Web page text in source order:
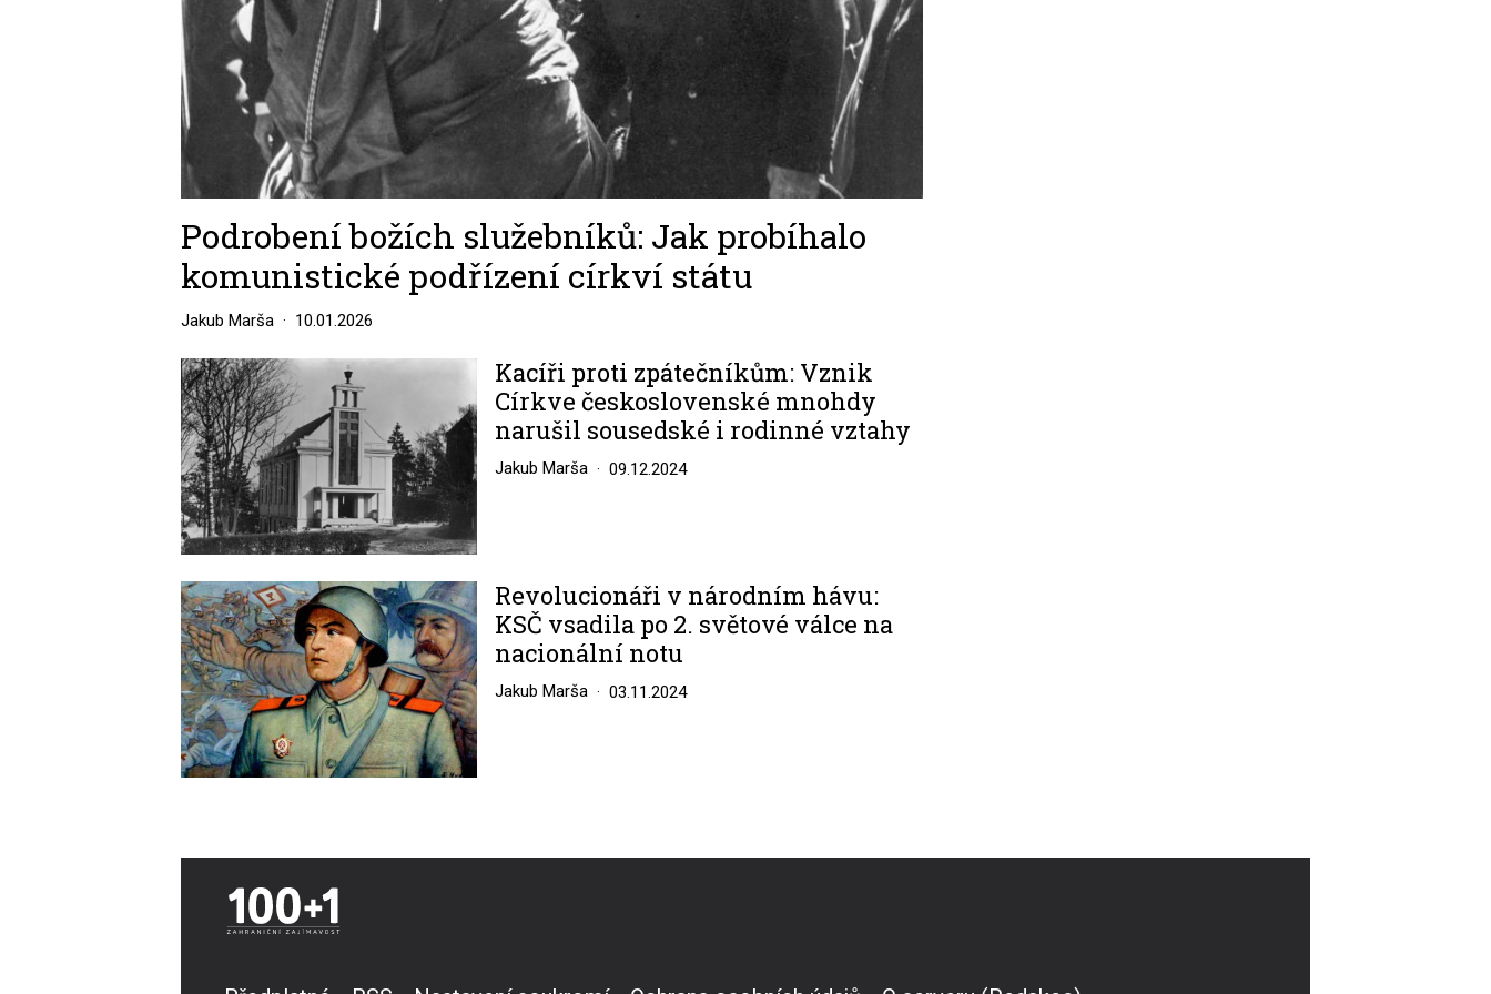
Podrobení božích služebníků: Jak probíhalo
komunistické podřízení církví státu
Jakub Marša 10.01.2026
Image
Kacíři proti zpátečníkům: Vznik
Církve československé mnohdy
narušil sousedské i rodinné vztahy
Jakub Marša 09.12.2024
Image
Revolucionáři v národním hávu:
KSČ vsadila po 2. světové válce na
nacionální notu
Jakub Marša 03.11.2024